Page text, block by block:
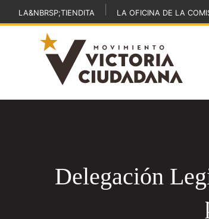
LA&NBRSP;TIENDITA LA OFICINA DE LA
Delegación